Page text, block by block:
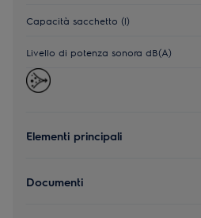
Capacità sacchetto (l)
Livello di potenza sonora dB(A)
Elementi principali
Documenti